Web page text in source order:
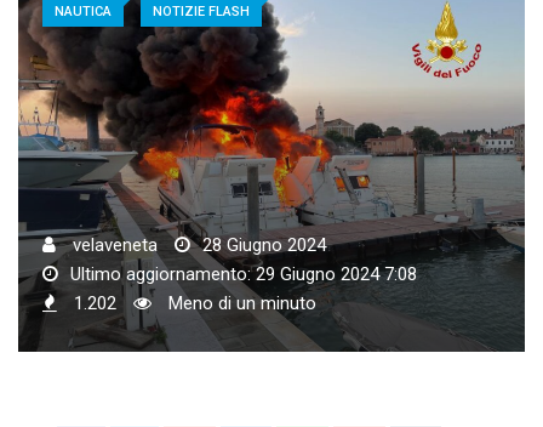
NAUTICA NOTIZIE FLASH
velaveneta
28 Giugno 2024
Ultimo aggiornamento: 29 Giugno 2024 7:08
1.202
Meno di un minuto